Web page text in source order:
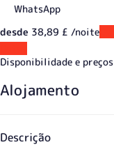
WhatsApp
desde 38,89 £ /noite
Disponibilidade e preços
Alojamento
Descrição